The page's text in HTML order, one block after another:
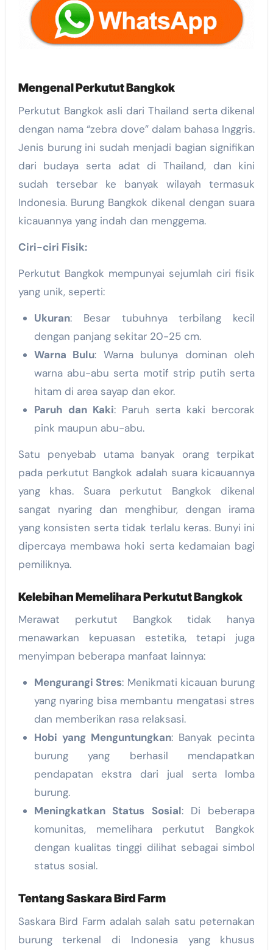
Mengenal Perkutut Bangkok
Perkutut Bangkok asli dari Thailand serta dikenal
dengan nama “zebra dove” dalam bahasa Inggris.
Jenis burung ini sudah menjadi bagian signifikan
dari budaya serta adat di Thailand, dan kini
sudah tersebar ke banyak wilayah termasuk
Indonesia. Burung Bangkok dikenal dengan suara
kicauannya yang indah dan menggema.
Ciri-ciri Fisik:
Perkutut Bangkok mempunyai sejumlah ciri fisik
yang unik, seperti:
Ukuran: Besar tubuhnya terbilang kecil
dengan panjang sekitar 20-25 cm.
Warna Bulu: Warna bulunya dominan oleh
warna abu-abu serta motif strip putih serta
hitam di area sayap dan ekor.
Paruh dan Kaki: Paruh serta kaki bercorak
pink maupun abu-abu.
Satu penyebab utama banyak orang terpikat
pada perkutut Bangkok adalah suara kicauannya
yang khas. Suara perkutut Bangkok dikenal
sangat nyaring dan menghibur, dengan irama
yang konsisten serta tidak terlalu keras. Bunyi ini
dipercaya membawa hoki serta kedamaian bagi
pemiliknya.
Kelebihan Memelihara Perkutut Bangkok
Merawat perkutut Bangkok tidak hanya
menawarkan kepuasan estetika, tetapi juga
menyimpan beberapa manfaat lainnya:
Mengurangi Stres: Menikmati kicauan burung
yang nyaring bisa membantu mengatasi stres
dan memberikan rasa relaksasi.
Hobi yang Menguntungkan: Banyak pecinta
burung yang berhasil mendapatkan
pendapatan ekstra dari jual serta lomba
burung.
Meningkatkan Status Sosial: Di beberapa
komunitas, memelihara perkutut Bangkok
dengan kualitas tinggi dilihat sebagai simbol
status sosial.
TentangSaskara Bird Farm
Saskara Bird Farm adalah salah satu peternakan
burung terkenal di Indonesia yang khusus